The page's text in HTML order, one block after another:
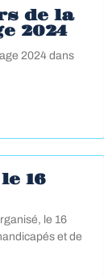
de la
2024
2024 dans
16
le 16
et de